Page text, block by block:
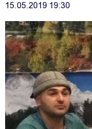
15.05.2019 19:30